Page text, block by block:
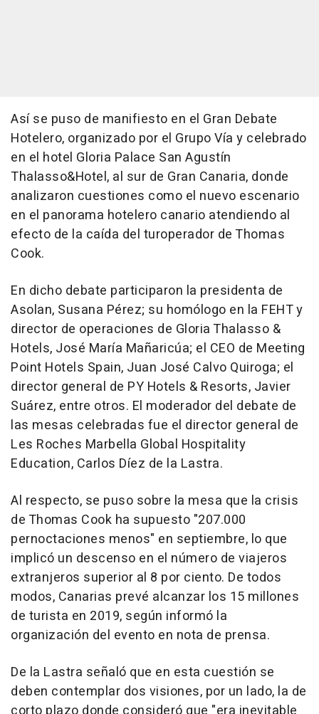
Así se puso de manifiesto en el Gran Debate
Hotelero, organizado por el Grupo Vía y celebrado
en el hotel Gloria Palace San Agustín
Thalasso&Hotel, al sur de Gran Canaria, donde
analizaron cuestiones como el nuevo escenario
en el panorama hotelero canario atendiendo al
efecto de la caída del turoperador de Thomas
Cook.
En dicho debate participaron la presidenta de
Asolan, Susana Pérez; su homólogo en la FEHT y
director de operaciones de Gloria Thalasso &
Hotels, José María Mañaricúa; el CEO de Meeting
Point Hotels Spain, Juan José Calvo Quiroga; el
director general de PY Hotels & Resorts, Javier
Suárez, entre otros. El moderador del debate de
las mesas celebradas fue el director general de
Les Roches Marbella Global Hospitality
Education, Carlos Díez de la Lastra.
Al respecto, se puso sobre la mesa que la crisis
de Thomas Cook ha supuesto "207.000
pernoctaciones menos" en septiembre, lo que
implicó un descenso en el número de viajeros
extranjeros superior al 8 por ciento. De todos
modos, Canarias prevé alcanzar los 15 millones
de turista en 2019, según informó la
organización del evento en nota de prensa.
De la Lastra señaló que en esta cuestión se
deben contemplar dos visiones, por un lado, la de